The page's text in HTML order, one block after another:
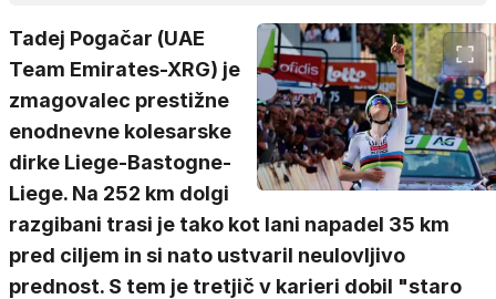
Tadej Pogačar (UAE
Team Emirates-XRG) je
zmagovalec prestižne
enodnevne kolesarske
dirke Liege-Bastogne-
Liege. Na 252 km dolgi
razgibani trasi je tako kot lani napadel 35 km
pred ciljem in si nato ustvaril neulovljivo
prednost. S tem je tretjič v karieri dobil "staro